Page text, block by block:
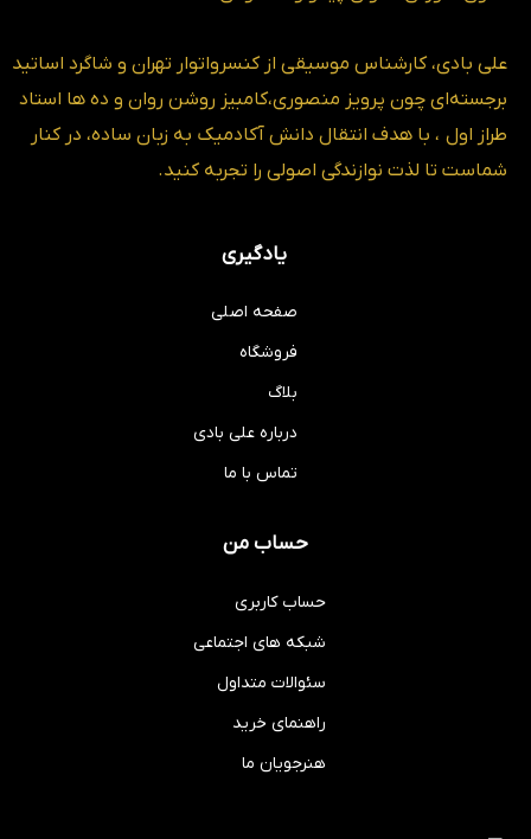
علی بادی، کارشناس موسیقی از کنسرواتوار تهران و شاگرد اساتید
برجسته‌ای چون پرویز منصوری،کامبیز روشن روان و ده ها استاد
طراز اول ، با هدف انتقال دانش آکادمیک به زبان ساده، در کنار
شماست تا لذت نوازندگی اصولی را تجربه کنید.
یادگیری
صفحه اصلی
فروشگاه
بلاگ
درباره علی بادی
تماس با ما
حساب من
حساب کاربری
شبکه های اجتماعی
سئوالات متداول
راهنمای خرید
هنرجویان ما